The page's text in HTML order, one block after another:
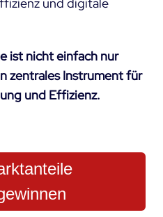
und digitale
ist nicht einfach nur
zentrales Instrument für
und Effizienz.